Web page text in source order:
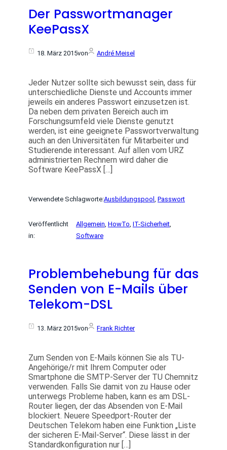
Der Passwortmanager
KeePassX
18. März 2015von André Meisel
Jeder Nutzer sollte sich bewusst sein, dass für
unterschiedliche Dienste und Accounts immer
jeweils ein anderes Passwort einzusetzen ist.
Da neben dem privaten Bereich auch im
Forschungsumfeld viele Dienste genutzt
werden, ist eine geeignete Passwortverwaltung
auch an den Universitäten für Mitarbeiter und
Studierende interessant. Auf allen vom URZ
administrierten Rechnern wird daher die
Software KeePassX […]
Verwendete Schlagworte:Ausbildungspool Passwort
Veröffentlicht
in:
Allgemein HowTo IT-Sicherheit
Software
Problembehebung für das
Senden von E-Mails über
Telekom-DSL
13. März 2015von Frank Richter
Zum Senden von E-Mails können Sie als TU-
Angehörige/r mit Ihrem Computer oder
Smartphone die SMTP-Server der TU Chemnitz
verwenden. Falls Sie damit von zu Hause oder
unterwegs Probleme haben, kann es am DSL-
Router liegen, der das Absenden von E-Mail
blockiert. Neuere Speedport-Router der
Deutschen Telekom haben eine Funktion „Liste
der sicheren E-Mail-Server“. Diese lässt in der
Standardkonfiguration nur […]